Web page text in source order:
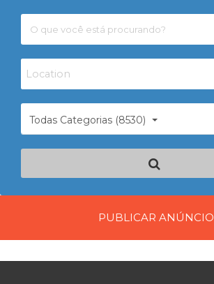
Todas Categorias (8530)
PUBLICAR ANÚNCIO